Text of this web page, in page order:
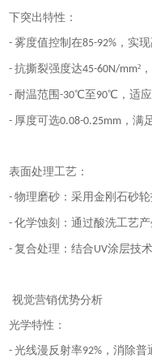
下突出特性：
-雾度值控制在85-92% ，实
-抗撕裂强度达45-60N/mm²
- 耐温范围-30℃至 90℃，适
-厚度可选0.08-0.25mm ，满
表面处理工艺：
-物理磨砂：采用金刚石砂
-化学蚀刻：通过酸洗工艺
-复合处理：结合UV涂层技
视觉营销优势分析
光学特性：
-光线漫反射率92% ，消除